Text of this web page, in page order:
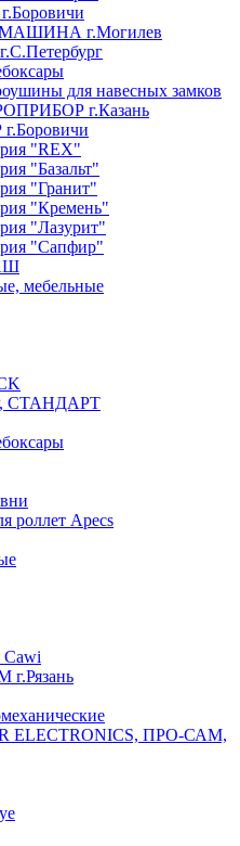
г.Могилев
для навесных замков
г.Казань
"REX"
"Базальт"
"Гранит"
"Кремень"
"Лазурит"
"Сапфир"
мебельные
СТАНДАРТ
роллет Apecs
Cawi
ELECTRONICS, ПРО-САМ,